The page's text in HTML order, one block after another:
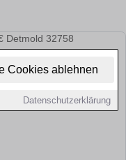
Cookies ablehnen
Datenschutzerklärung